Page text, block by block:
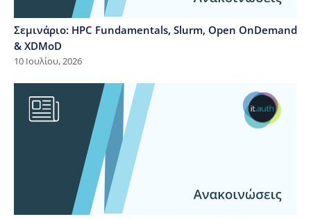
Σεμινάριο: HPC Fundamentals, Slurm, Open OnDemand
& XDMoD
10 Ιουλίου, 2026